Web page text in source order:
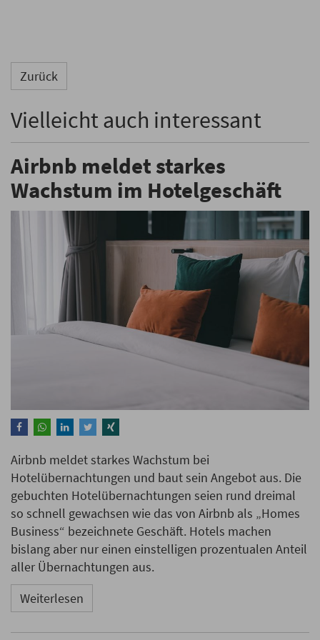
Zurück
Vielleicht auch interessant
Airbnb meldet starkes
Wachstum im Hotelgeschäft
Airbnb meldet starkes Wachstum bei
Hotelübernachtungen und baut sein Angebot aus. Die
gebuchten Hotelübernachtungen seien rund dreimal
so schnell gewachsen wie das von Airbnb als „Homes
Business“ bezeichnete Geschäft. Hotels machen
bislang aber nur einen einstelligen prozentualen Anteil
aller Übernachtungen aus.
Weiterlesen